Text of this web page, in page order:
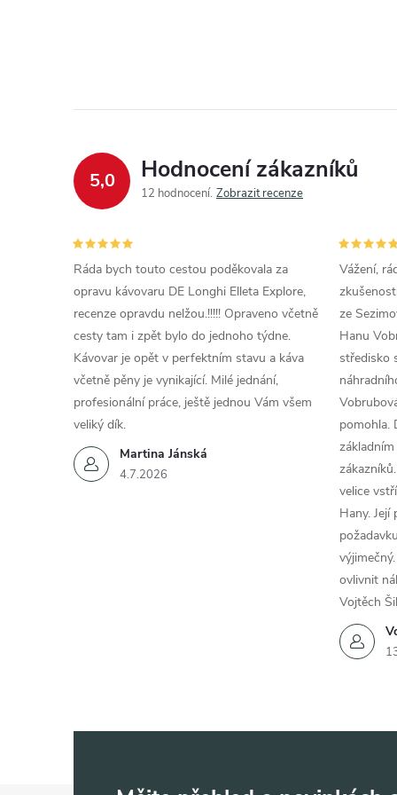
5,0 Hodnocení zákazníků
12 hodnocení Zobrazit recenze
Martina Jánská
4.7.2026
Ráda bych touto cestou poděkovala za
opravu kávovaru DE Longhi Elleta Explore,
recenze opravdu nelžou.!!!!! Opraveno včetně
cesty tam i zpět bylo do jednoho týdne.
Kávovar je opět v perfektním stavu a káva
včetně pěny je vynikající. Milé jednání,
profesionální práce, ještě jednou Vám všem
veliký dík.
Vážení,
ze
Hanu
středisko
pomohla.
velice
Hany.
ovlivnit
Vojtěch